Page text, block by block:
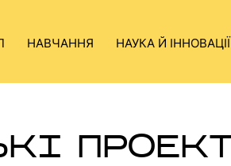
НАВЧАННЯ НАУКА Й ІННОВАЦІЇ